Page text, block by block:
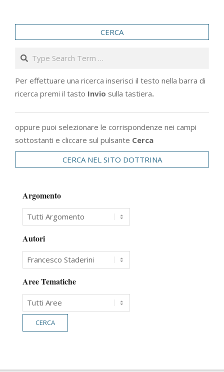
CERCA
Search
Per effettuare una ricerca inserisci il testo nella barra di
ricerca premi il tasto Invio sulla tastiera.
oppure puoi selezionare le corrispondenze nei campi
sottostanti e cliccare sul pulsante Cerca
CERCA NEL SITO DOTTRINA
Argomento
Autori
Aree Tematiche